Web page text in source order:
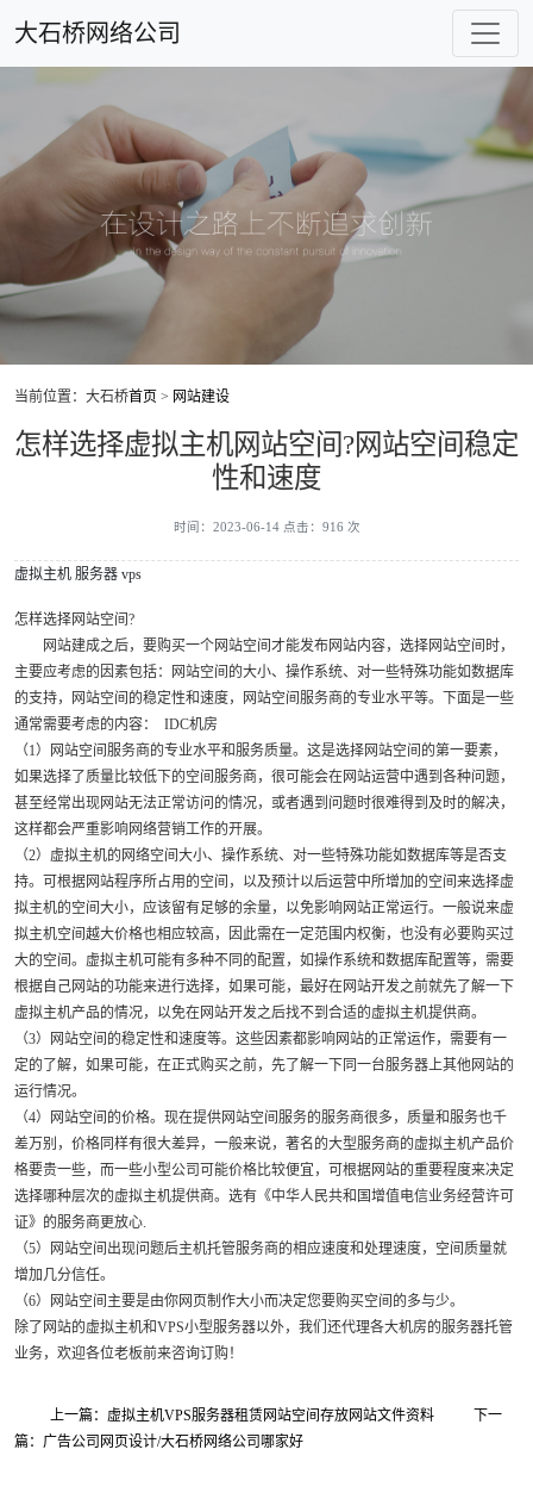
大石桥网络公司
当前位置：大石桥首页 > 网站建设
怎样选择虚拟主机网站空间?网站空间稳定
性和速度
时间：2023-06-14 点击：916 次
虚拟主机 服务器 vps
怎样选择网站空间?
网站建成之后，要购买一个网站空间才能发布网站内容，选择网站空间时，
主要应考虑的因素包括：网站空间的大小、操作系统、对一些特殊功能如数据库
的支持，网站空间的稳定性和速度，网站空间服务商的专业水平等。下面是一些
通常需要考虑的内容： IDC机房
（1）网站空间服务商的专业水平和服务质量。这是选择网站空间的第一要素，
如果选择了质量比较低下的空间服务商，很可能会在网站运营中遇到各种问题，
甚至经常出现网站无法正常访问的情况，或者遇到问题时很难得到及时的解决，
这样都会严重影响网络营销工作的开展。
（2）虚拟主机的网络空间大小、操作系统、对一些特殊功能如数据库等是否支
持。可根据网站程序所占用的空间，以及预计以后运营中所增加的空间来选择虚
拟主机的空间大小，应该留有足够的余量，以免影响网站正常运行。一般说来虚
拟主机空间越大价格也相应较高，因此需在一定范围内权衡，也没有必要购买过
大的空间。虚拟主机可能有多种不同的配置，如操作系统和数据库配置等，需要
根据自己网站的功能来进行选择，如果可能，最好在网站开发之前就先了解一下
虚拟主机产品的情况，以免在网站开发之后找不到合适的虚拟主机提供商。
（3）网站空间的稳定性和速度等。这些因素都影响网站的正常运作，需要有一
定的了解，如果可能，在正式购买之前，先了解一下同一台服务器上其他网站的
运行情况。
（4）网站空间的价格。现在提供网站空间服务的服务商很多，质量和服务也千
差万别，价格同样有很大差异，一般来说，著名的大型服务商的虚拟主机产品价
格要贵一些，而一些小型公司可能价格比较便宜，可根据网站的重要程度来决定
选择哪种层次的虚拟主机提供商。选有《中华人民共和国增值电信业务经营许可
证》的服务商更放心.
（5）网站空间出现问题后主机托管服务商的相应速度和处理速度，空间质量就
增加几分信任。
（6）网站空间主要是由你网页制作大小而决定您要购买空间的多与少。
除了网站的虚拟主机和VPS小型服务器以外，我们还代理各大机房的服务器托管
业务，欢迎各位老板前来咨询订购！
上一篇：虚拟主机VPS服务器租赁网站空间存放网站文件资料
下一
篇：广告公司网页设计/大石桥网络公司哪家好